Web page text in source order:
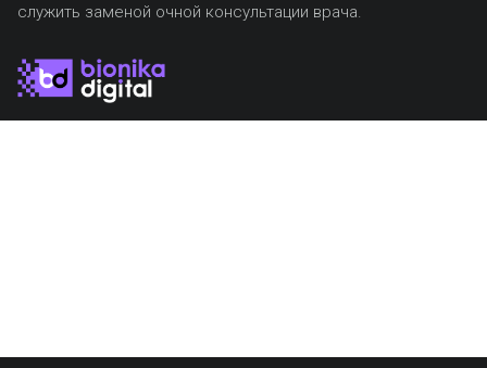
служить заменой очной консультации врача.